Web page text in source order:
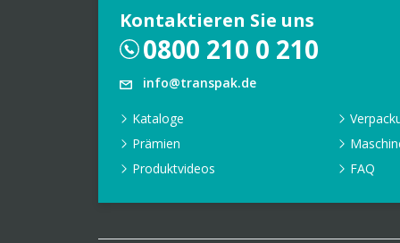
Kontaktieren Sie uns
0800 210 0 210
info@transpak.de
Kataloge
Prämien
Produktvideos
FAQ